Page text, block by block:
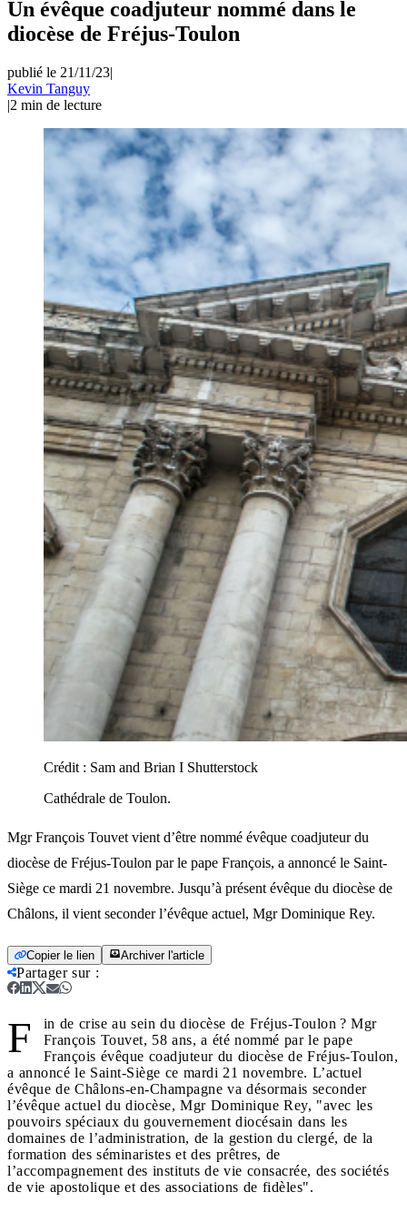
Un évêque coadjuteur nommé dans le
diocèse de Fréjus-Toulon
publié le 21/11/23|
Kevin Tanguy
|2 min de lecture
Crédit : Sam and Brian I Shutterstock
Cathédrale de Toulon.
Mgr François Touvet vient d’être nommé évêque coadjuteur du
diocèse de Fréjus-Toulon par le pape François, a annoncé le Saint-
Siège ce mardi 21 novembre. Jusqu’à présent évêque du diocèse de
Châlons, il vient seconder l’évêque actuel, Mgr Dominique Rey.
Copier le lien Archiver l'article
Partager sur:
F
in de crise au sein du diocèse de Fréjus-Toulon ? Mgr
François Touvet, 58 ans, a été nommé par le pape
François évêque coadjuteur du diocèse de Fréjus-Toulon,
a annoncé le Saint-Siège ce mardi 21 novembre. L’actuel
évêque de Châlons-en-Champagne va désormais seconder
l’évêque actuel du diocèse, Mgr Dominique Rey, "avec les
pouvoirs spéciaux du gouvernement diocésain dans les
domaines de l’administration, de la gestion du clergé, de la
formation des séminaristes et des prêtres, de
l’accompagnement des instituts de vie consacrée, des sociétés
de vie apostolique et des associations de fidèles".